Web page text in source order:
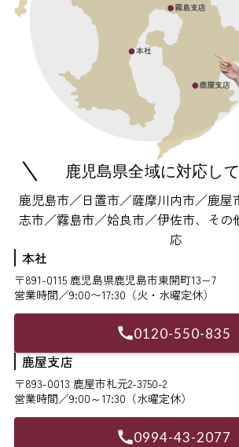
鹿児島県全域に対応し
鹿児島市／日置市／薩摩川内市／鹿屋
志市／霧島市／姶良市／伊佐市、その
応
本社
〒891-0115 鹿児島県鹿児島市東開町13−7
営業時間／9:00〜17:30（火・水曜定休）
0120-550-835
鹿屋支店
〒893-0013 鹿屋市札元2-3750-2
営業時間／9:00～17:30（水曜定休）
0994-43-2077